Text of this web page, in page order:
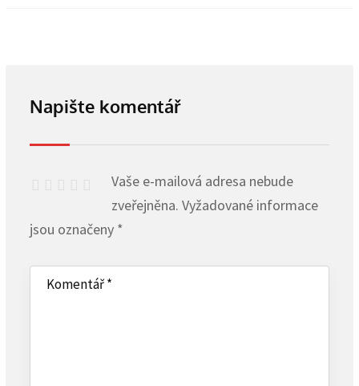
Napište komentář
Vaše e-mailová adresa nebude
zveřejněna. Vyžadované informace
jsou označeny *